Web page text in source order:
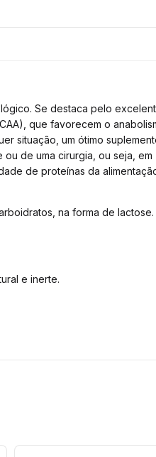
Se destaca pelo
que favorecem o
situação, um ótimo
de uma cirurgia, ou seja, em
de proteínas da
na forma de lactose.
e inerte.